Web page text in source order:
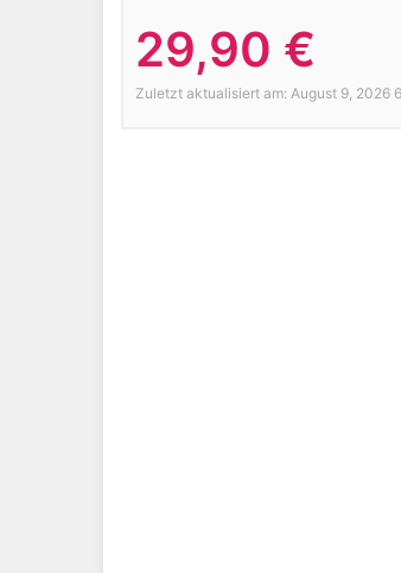
29,90 €
Zuletzt aktualisiert am: August 9, 2026